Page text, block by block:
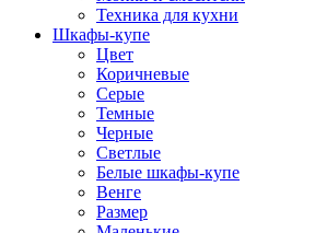
Техника для кухни
Шкафы-купе
Цвет
Коричневые
Серые
Темные
Черные
Светлые
Белые шкафы-купе
Венге
Размер